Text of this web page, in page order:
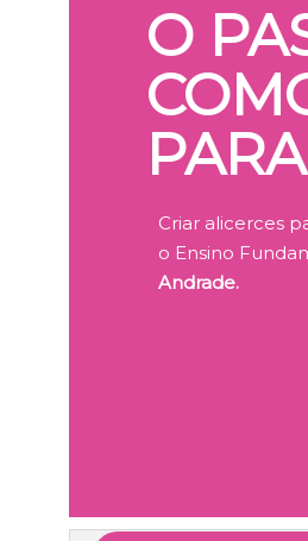
O
Criar alicerces
o Ensino
Andrade.